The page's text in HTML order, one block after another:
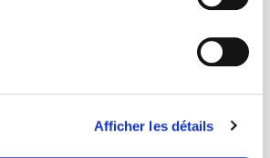
Afficher les détails